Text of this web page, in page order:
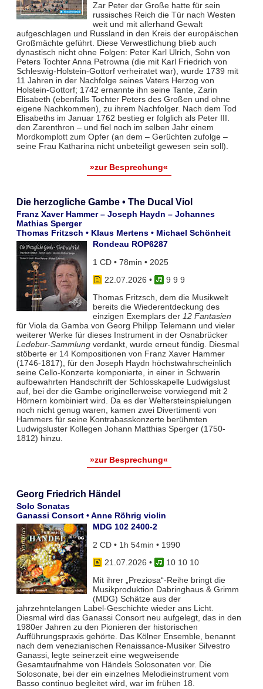
Zar Peter der Große hatte für sein
russisches Reich die Tür nach Westen
weit und mit allerhand Gewalt
aufgeschlagen und Russland in den Kreis der europäischen
Großmächte geführt. Diese Verwestlichung blieb auch
dynastisch nicht ohne Folgen: Peter Karl Ulrich, Sohn von
Peters Tochter Anna Petrowna (die mit Karl Friedrich von
Schleswig-Holstein-Gottorf verheiratet war), wurde 1739 mit
11 Jahren in der Nachfolge seines Vaters Herzog von
Holstein-Gottorf; 1742 ernannte ihn seine Tante, Zarin
Elisabeth (ebenfalls Tochter Peters des Großen und ohne
eigene Nachkommen), zu ihrem Nachfolger. Nach dem Tod
Elisabeths im Januar 1762 bestieg er folglich als Peter III.
den Zarenthron – und fiel noch im selben Jahr einem
Mordkomplott zum Opfer (an dem – Gerüchten zufolge –
seine Frau Katharina nicht unbeteiligt gewesen sein soll).
»zur Besprechung«
Die herzogliche Gambe • The Ducal Viol
Franz Xaver Hammer – Joseph Haydn – Johannes
Mathias Sperger
Thomas Fritzsch • Klaus Mertens • Michael Schönheit
Rondeau ROP6287
1 CD • 78min • 2025
22.07.2026 •
9 9 9
Thomas Fritzsch, dem die Musikwelt
bereits die Wiederentdeckung des
einzigen Exemplars der 12 Fantasien
für Viola da Gamba von Georg Philipp Telemann und vieler
weiterer Werke für dieses Instrument in der Osnabrücker
Ledebur-Sammlungverdankt, wurde erneut fündig. Diesmal
stöberte er 14 Kompositionen von Franz Xaver Hammer
(1746-1817), für den Joseph Haydn höchstwahrscheinlich
seine Cello-Konzerte komponierte, in einer in Schwerin
aufbewahrten Handschrift der Schlosskapelle Ludwigslust
auf, bei der die Gambe originellerweise vorwiegend mit 2
Hörnern kombiniert wird. Da es der Weltersteinspielungen
noch nicht genug waren, kamen zwei Divertimenti von
Hammers für seine Kontrabasskonzerte berühmten
Ludwigsluster Kollegen Johann Matthias Sperger (1750-
1812) hinzu.
»zur Besprechung«
Georg Friedrich Händel
Solo Sonatas
Ganassi Consort • Anne Röhrig violin
MDG 102 2400-2
2 CD • 1h 54min • 1990
21.07.2026 •
10 10 10
Mit ihrer „Preziosa“-Reihe bringt die
Musikproduktion Dabringhaus & Grimm
(MDG) Schätze aus der
jahrzehntelangen Label-Geschichte wieder ans Licht.
Diesmal wird das Ganassi Consort neu aufgelegt, das in den
1980er Jahren zu den Pionieren der historischen
Aufführungspraxis gehörte. Das Kölner Ensemble, benannt
nach dem venezianischen Renaissance-Musiker Silvestro
Ganassi, legte seinerzeit eine wegweisende
Gesamtaufnahme von Händels Solosonaten vor. Die
Solosonate, bei der ein einzelnes Melodieinstrument vom
Basso continuo begleitet wird, war im frühen 18.